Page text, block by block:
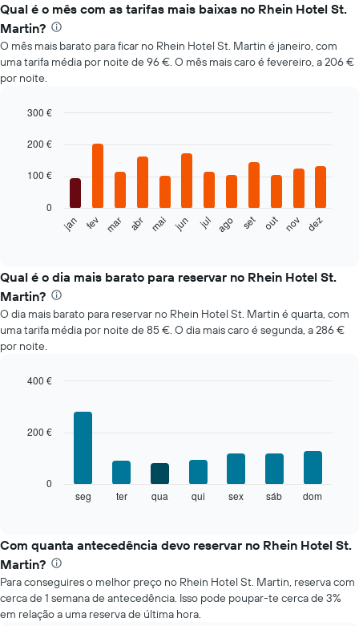
Qual é o mês com as tarifas mais baixas no Rhein Hotel St.
Martin?
O mês mais barato para ficar no Rhein Hotel St. Martin é janeiro, com
uma tarifa média por noite de 96 €. O mês mais caro é fevereiro, a 206 €
por noite.
chart
bars.
o
preço
médio
de
um
quarto
cada
gráfico
apresenta
abcissa.
o
preço
médio
de
um
graphic.
jan fev mar abr mai jun jul ago set out nov dez
0
100 €
200 €
300 €
Qual é o dia mais barato para reservar no Rhein Hotel St.
Martin?
O dia mais barato para reservar no Rhein Hotel St. Martin é quarta, com
uma tarifa média por noite de 85 €. O dia mais caro é segunda, a 286 €
por noite.
o
preço
médio
de
um
quarto
seg ter qua qui sex sáb dom
0
200 €
400 €
Com quanta antecedência devo reservar no Rhein Hotel St.
Martin?
Para conseguires o melhor preço no Rhein Hotel St. Martin, reserva com
cerca de 1 semana de antecedência. Isso pode poupar-te cerca de 3%
em relação a uma reserva de última hora.